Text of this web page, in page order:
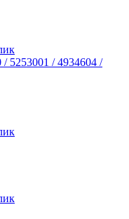
5253001 / 4934604 /